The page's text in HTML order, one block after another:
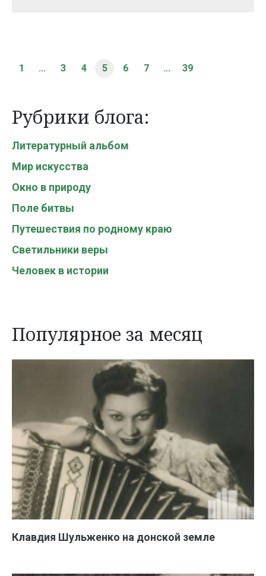
1 ... 3 4 5 6 7 ... 39
Рубрики блога:
Литературный альбом
Мир искусства
Окно в природу
Поле битвы
Путешествия по родному краю
Светильники веры
Человек в истории
Популярное за месяц
Клавдия Шульженко на донской земле